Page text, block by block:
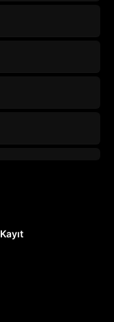
Kayıt